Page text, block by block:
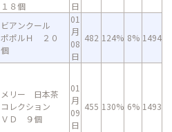
１８個
日
ビアンクール
ポポルＨ ２０
個
01
月
08
日
482 124% 8% 1494
メリー 日本茶
コレクション
ＶＤ ９個
01
月
09
日
455 130% 6% 1493